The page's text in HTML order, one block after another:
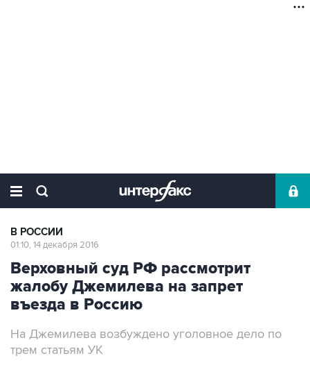
В РОССИИ
01:10, 14 декабря 2016
Верховный суд РФ рассмотрит
жалобу Джемилева на запрет
въезда в Россию
На Джемилева возбуждено уголовное дело по
трем статьям УК